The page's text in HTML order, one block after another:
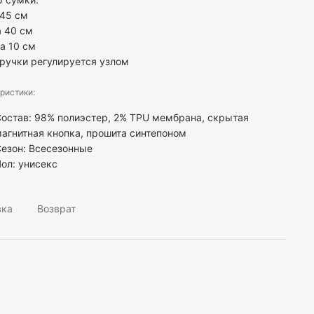
см
40 см
10 см
регулируется узлом
98% полиэстер, 2% TPU мембрана, скрытая
кнопка, прошита синтепоном
Всесезонные
унисекс
Возврат